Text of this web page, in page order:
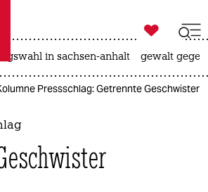
taz zahl ich
taz zahl ich

taz zahl ich
in sachsen-anhalt gewalt
Pressschlag: Getrennte Geschwister